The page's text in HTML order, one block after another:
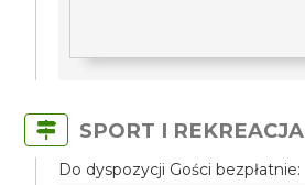
SPORT I REKREACJA
Do dyspozycji Gości bezpłatnie: